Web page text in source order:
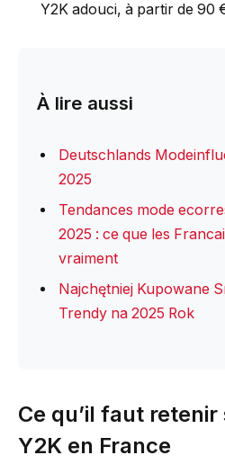
Y2K adouci, à partir de 90
À lire aussi
Deutschlands
2025
Tendances mode
2025 : ce que les
vraiment
Najchętniej Kupowane
Trendy na 2025 Rok
Ce qu’il faut
Y2K en France